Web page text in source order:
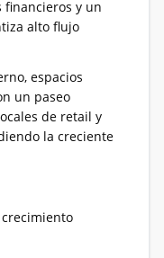
financieros y un
alto flujo
espacios
un paseo
de retail y
la creciente
crecimiento